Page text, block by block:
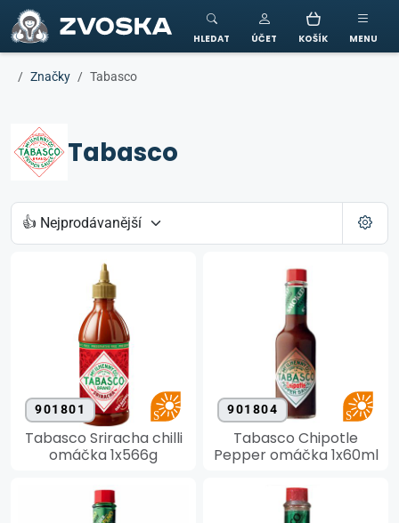
ZVOSKA
HLEDAT ÚČET KOŠÍK MENU
Značky Tabasco
Tabasco
901801
Tabasco Sriracha chilli
omáčka 1x566g
901804
Tabasco Chipotle
Pepper omáčka 1x60ml